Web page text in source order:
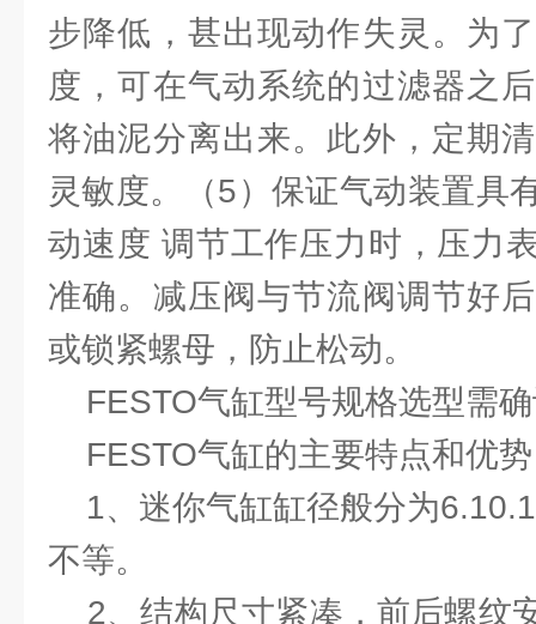
步降低，甚出现动作失灵。为
度，可在气动系统的过滤器之
将油泥分离出来。此外，定期
灵敏度。（5）保证气动装置具
动速度 调节工作压力时，压力
准确。减压阀与节流阀调节好
或锁紧螺母，防止松动。
FESTO气缸型号规格选型需
FESTO气缸的主要特点和优
1、迷你气缸缸径般分为
不等。
2、结构尺寸紧凑，前后螺纹